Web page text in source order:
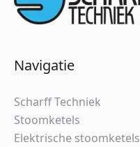
Navigatie
Scharff Techniek
Stoomketels
Elektrische stoomketels